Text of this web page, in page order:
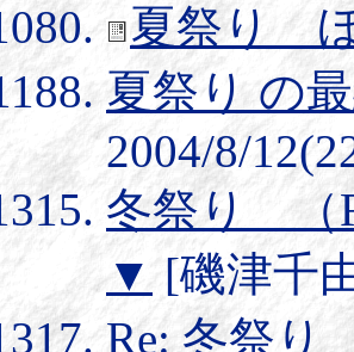
夏祭り
夏祭り の
2004/8/
冬祭り （
▼ [磯津千
Re: 冬祭り